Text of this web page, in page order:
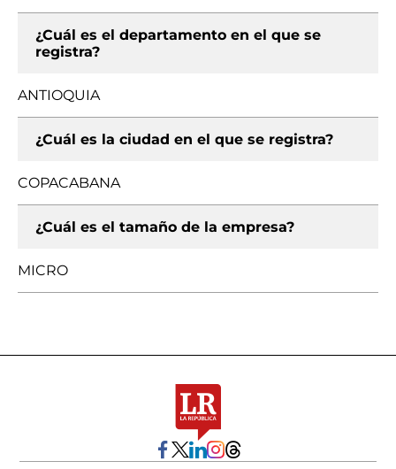
¿Cuál es el departamento en el que se
registra?
ANTIOQUIA
¿Cuál es la ciudad en el que se registra?
COPACABANA
¿Cuál es el tamaño de la empresa?
MICRO